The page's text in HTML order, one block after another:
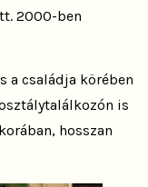
2000-ben
a családja körében
is
hosszan